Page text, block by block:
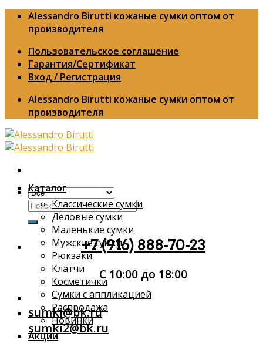
Skip Alessandro Birutti кожаные сумки оптом от
производителя
Пользовательское соглашение
Гарантия/Сертификат
Вход / Регистрация
Alessandro Birutti кожаные сумки оптом от
производителя
Искать:
+7 (916) 888-70-23
С 10:00 до 18:00
sumki@bk.ru
sumki2@bk.ru
Каталог
Классические сумки
Деловые сумки
Маленькие сумки
Мужские сумки
Рюкзаки
Клатчи
Косметички
Сумки с аппликацией
Распродажа
Новинки
Акции